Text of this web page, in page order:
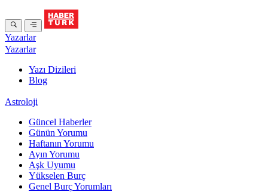
Yazarlar
Yazarlar
Yazı Dizileri
Blog
Astroloji
Güncel Haberler
Günün Yorumu
Haftanın Yorumu
Ayın Yorumu
Aşk Uyumu
Yükselen Burç
Genel Burç Yorumları